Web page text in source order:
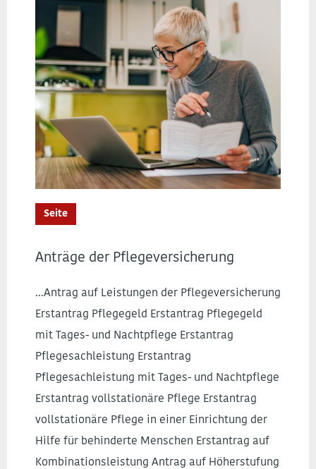
Seite
Anträge der Pflegeversicherung
...Antrag auf Leistungen der Pflegeversicherung
Erstantrag Pflegegeld Erstantrag Pflegegeld
mit Tages- und Nachtpflege Erstantrag
Pflegesachleistung Erstantrag
Pflegesachleistung mit Tages- und Nachtpflege
Erstantrag vollstationäre Pflege Erstantrag
vollstationäre Pflege in einer Einrichtung der
Hilfe für behinderte Menschen Erstantrag auf
Kombinationsleistung Antrag auf Höherstufung